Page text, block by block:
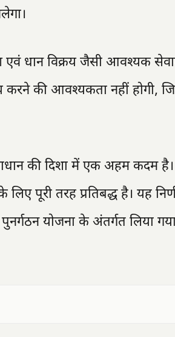
एवं धान विक्रय जैसी आवश्यक
करने की आवश्यकता नहीं होगी,
की दिशा में एक अहम कदम
पूरी तरह प्रतिबद्ध है। यह
योजना के अंतर्गत लिया